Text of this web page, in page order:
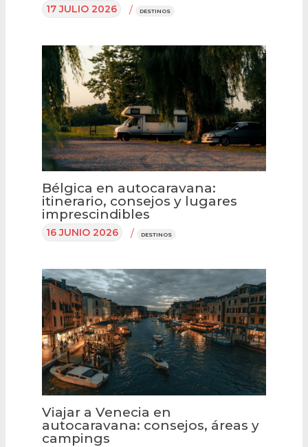
17 JULIO 2026 / DESTINOS
Bélgica en autocaravana:
itinerario, consejos y lugares
imprescindibles
16 JUNIO 2026 / DESTINOS
Viajar a Venecia en
autocaravana: consejos, áreas y
campings